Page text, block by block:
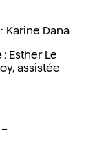
: Karine Dana
: Esther Le
assistée